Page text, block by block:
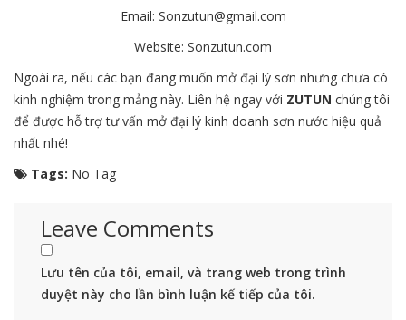
Email: Sonzutun@gmail.com
Website: Sonzutun.com
Ngoài ra, nếu các bạn đang muốn mở đại lý sơn nhưng chưa có
kinh nghiệm trong mảng này. Liên hệ ngay với ZUTUN chúng tôi
để được hỗ trợ tư vấn mở đại lý kinh doanh sơn nước hiệu quả
nhất nhé!
Tags: No Tag
Leave Comments
Lưu tên của tôi, email, và trang web trong trình
duyệt này cho lần bình luận kế tiếp của tôi.